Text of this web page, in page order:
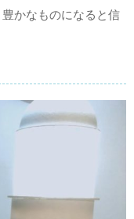
かなものになると信